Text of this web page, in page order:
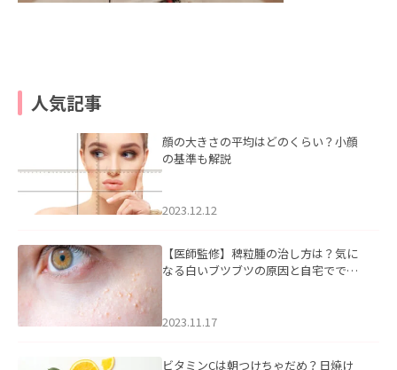
人気記事
顔の大きさの平均はどのくらい？小顔
の基準も解説
2023.12.12
【医師監修】稗粒腫の治し方は？気に
なる白いブツブツの原因と自宅ででき
2023.11.17
ビタミンCは朝つけちゃだめ？日焼け